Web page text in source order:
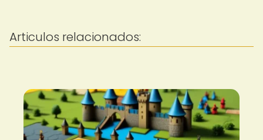
Articulos relacionados: